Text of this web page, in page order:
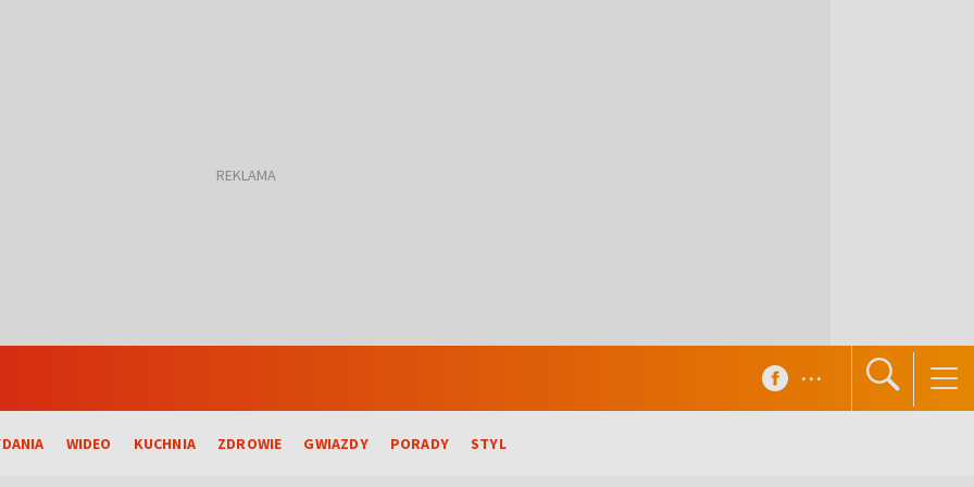
WIDEO KUCHNIA ZDROWIE GWIAZDY PORADY STYL
...